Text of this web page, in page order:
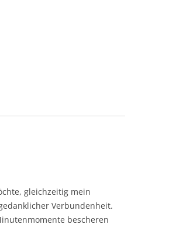
gleichzeitig mein
Verbundenheit.
bescheren